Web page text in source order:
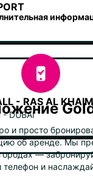
- RAS AL
- DUBAI
и просто
об аренде. Мы
—
и